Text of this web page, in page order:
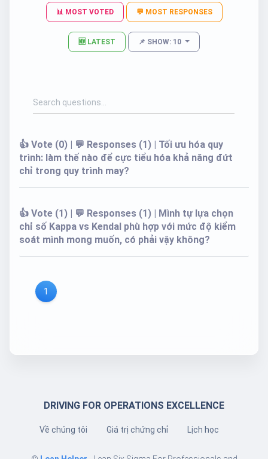
📊 MOST VOTED 💬 MOST RESPONSES
🆕 LATEST 📌 SHOW: 10
👍 Vote (0) | 💬 Responses (1) | Tối ưu hóa quy
trình: làm thế nào để cực tiểu hóa khả năng đứt
chỉ trong quy trình may?
👍 Vote (1) | 💬 Responses (1) | Mình tự lựa chọn
chỉ số Kappa vs Kendal phù hợp với mức độ kiểm
soát mình mong muốn, có phải vậy không?
1
DRIVING FOR OPERATIONS EXCELLENCE
Về chúng tôi Giá trị chứng chỉ Lịch học